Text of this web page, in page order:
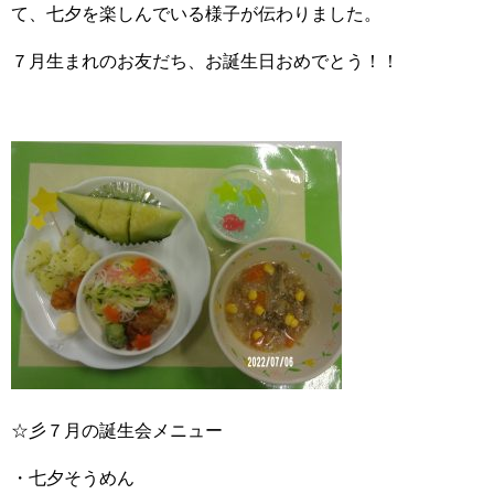
て、七夕を楽しんでいる様子が伝わりました。
７月生まれのお友だち、お誕生日おめでとう！！
☆彡７月の誕生会メニュー
・七夕そうめん